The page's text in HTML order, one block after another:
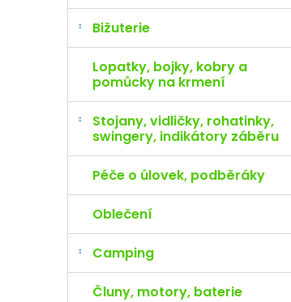
Bižuterie
Lopatky, bojky, kobry a
pomůcky na krmení
Stojany, vidličky, rohatinky,
swingery, indikátory záběru
Péče o úlovek, podběráky
Oblečení
Camping
Čluny, motory, baterie